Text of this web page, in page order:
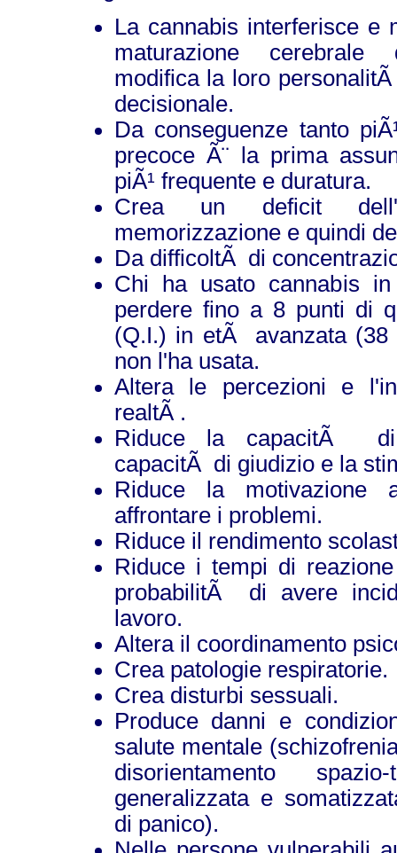
La cannabis interferisce e
maturazione cerebrale
modifica la loro
decisionale.
Da conseguenze tanto
precoce Ã¨ la prima
piÃ¹ frequente e duratura.
Crea un deficit
memorizzazione e quindi
Da difficoltÃ di
Chi ha usato cannabis in
perdere fino a 8 punti di
(Q.I.) in etÃ avanzata (38
non l'ha usata.
Altera le percezioni e
realtÃ .
Riduce la capacitÃ di
capacitÃ di giudizio e la
Riduce la motivazione
affrontare i problemi.
Riduce il rendimento
Riduce i tempi di
probabilitÃ di avere
lavoro.
Altera il coordinamento
Crea patologie respiratorie.
Crea disturbi sessuali.
Produce danni e
salute mentale
disorientamento
generalizzata e
di panico).